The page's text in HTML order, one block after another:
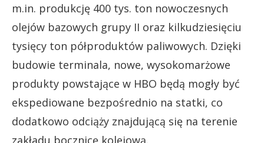
m.in. produkcję 400 tys. ton nowoczesnych
olejów bazowych grupy II oraz kilkudziesięciu
tysięcy ton półproduktów paliwowych. Dzięki
budowie terminala, nowe, wysokomarżowe
produkty powstające w HBO będą mogły być
ekspediowane bezpośrednio na statki, co
dodatkowo odciąży znajdującą się na terenie
zakładu bocznicę kolejową.